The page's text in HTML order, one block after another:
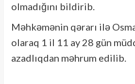
olmadığını bildirib.
Məhkəmənin qərarı ilə
olaraq 1 il 11 ay 28 gün
azadlıqdan məhrum edilib.